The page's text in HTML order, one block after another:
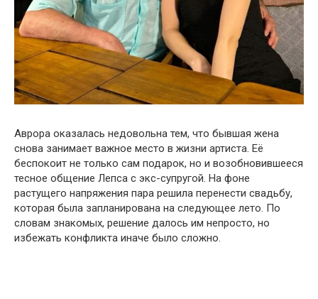
Аврора оказалась недовольна тем, что бывшая жена
снова занимает важное место в жизни артиста. Её
беспокоит не только сам подарок, но и возобновившееся
тесное общение Лепса с экс-супругой. На фоне
растущего напряжения пара решила перенести свадьбу,
которая была запланирована на следующее лето. По
словам знакомых, решение далось им непросто, но
избежать конфликта иначе было сложно.